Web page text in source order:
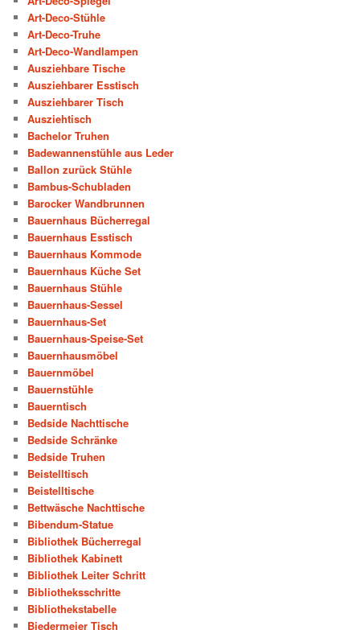
Art-Deco-Stühle
Art-Deco-Truhe
Art-Deco-Wandlampen
Ausziehbare Tische
Ausziehbarer Esstisch
Ausziehbarer Tisch
Ausziehtisch
Bachelor Truhen
Badewannenstühle aus Leder
Ballon zurück Stühle
Bambus-Schubladen
Barocker Wandbrunnen
Bauernhaus Bücherregal
Bauernhaus Esstisch
Bauernhaus Kommode
Bauernhaus Küche Set
Bauernhaus Stühle
Bauernhaus-Sessel
Bauernhaus-Set
Bauernhaus-Speise-Set
Bauernhausmöbel
Bauernmöbel
Bauernstühle
Bauerntisch
Bedside Nachttische
Bedside Schränke
Bedside Truhen
Beistelltisch
Beistelltische
Bettwäsche Nachttische
Bibendum-Statue
Bibliothek Bücherregal
Bibliothek Kabinett
Bibliothek Leiter Schritt
Bibliotheksschritte
Bibliothekstabelle
Biedermeier Tisch